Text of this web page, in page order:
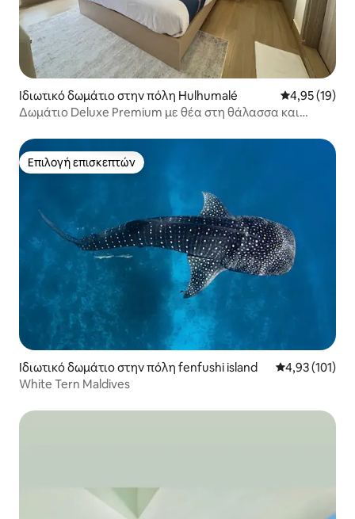
Ιδιωτικό δωμάτιο στην πόλη Hulhumalé Μέση
4,95 (19)
Δωμάτιο Deluxe Premium με θέα στη θάλασσα και
Επιλογή επισκεπτών
Επιλογή επισκεπτών
Ιδιωτικό δωμάτιο στην πόλη fenfushi island Μέση
4,93 (101)
White Tern Maldives